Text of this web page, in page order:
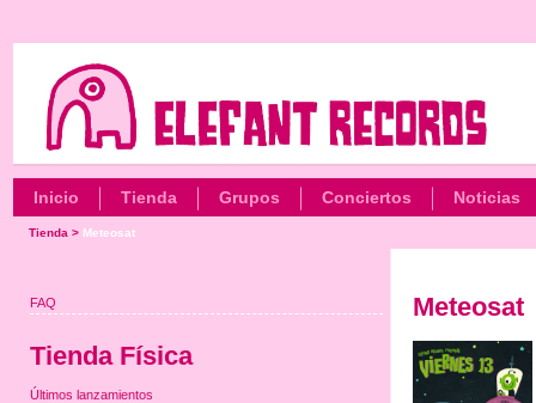
Inicio Tienda Grupos Conciertos Noticias
Tienda > Meteosat
Meteosat
FAQ
Tienda Física
Últimos lanzamientos